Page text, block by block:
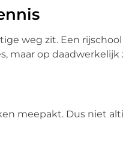
weg zit. Een
maar op daadwerkelijk
meepakt. Dus niet